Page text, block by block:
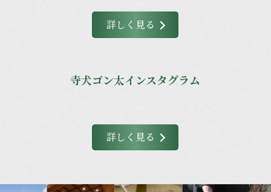
詳しく見る
寺犬ゴン太インスタグラム
詳しく見る